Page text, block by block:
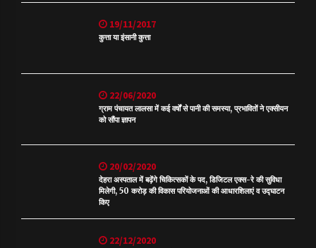
19/11/2017
कुत्ता या इंसानी कुत्ता
22/06/2020
ग्राम पंचायत लालसा में कई वर्षों से पानी की समस्या, प्रभावितों ने एक्सीयन
को सौंपा ज्ञापन
20/02/2020
देहरा अस्पताल में बढ़ेंगे चिकित्सकों के पद, डिजिटल एक्स-रे की सुविधा
मिलेगी, 50 करोड़ की विकास परियोजनाओं की आधारशिलाएं व उद्घाटन
किए
22/12/2020